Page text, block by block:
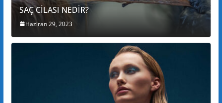
SAÇ CİLASI NEDİR?
Haziran 29, 2023